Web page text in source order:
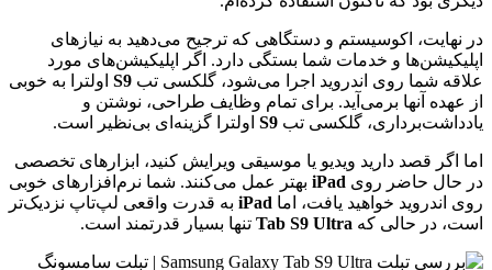
در نهایت، اکوسیستم و دستگاهی که ترجیح می‌دهید به نیازهای
اپلیکیشن‌ها و خدمات شما بستگی دارد. اگر اپلیکیشن‌های مورد
علاقه شما روی اندروید اجرا می‌شود، گلکسی تب S9 اولترا به خوبی
از عهده آنها برمی‌آید. برای تمام وظایف طراحی، نوشتن و
یادداشت‌برداری، گلکسی تب S9 اولترا گزینه‌ای بی‌نظیر است.
اما اگر قصد دارید ویدیو یا موسیقی ویرایش کنید، ابزارهای تخصصی
در حال حاضر روی iPad بهتر عمل می‌کنند. شما نرم‌افزارهای خوبی
روی اندروید خواهید یافت، اما iPad به قدرت واقعی لپ‌تاپ نزدیک‌تر
است، در حالی که
Tab S9 Ultra تنها بسیار قدرتمند است.